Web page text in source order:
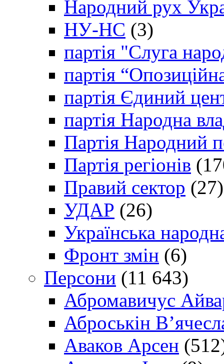
Народний рух
НУ-НС (3)
партія "Слуга
партія
партія Єдиний
партія Народна
Партія Народний
Партія регіонів
Правий сектор (27)
УДАР (26)
Українська
Фронт змін (6)
Персони (11 643)
Абромавичус
Аброськін
Аваков Арсен